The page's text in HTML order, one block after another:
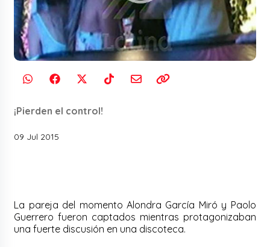
¡Pierden el control!
09 Jul 2015
La pareja del momento Alondra García Miró y Paolo
Guerrero fueron captados mientras protagonizaban
una fuerte discusión en una discoteca.